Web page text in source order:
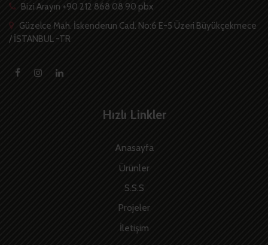
Bizi Arayın +90 212 868 08 90 pbx
Güzelce Mah. İskenderun Cad. No:6 E-5 Üzeri Büyükçekmece
/ İSTANBUL -TR
Hızlı Linkler
Anasayfa
Ürünler
S.S.S
Projeler
İletişim